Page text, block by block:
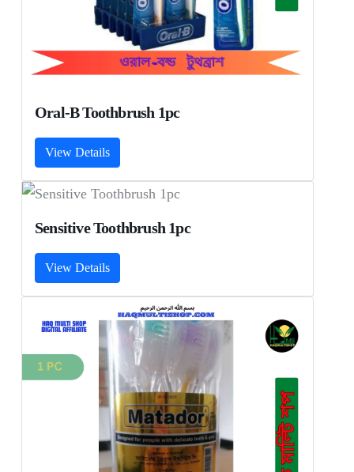
Oral-B Toothbrush 1pc
View Details
Sensitive Toothbrush 1pc
View Details